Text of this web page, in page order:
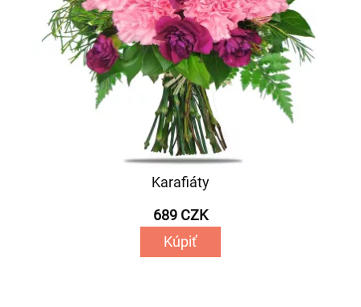
Karafiáty
689 CZK
Kúpiť